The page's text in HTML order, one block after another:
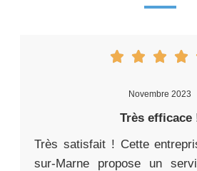
Novembre 2023
Très efficace
Très satisfait ! Cette
sur-Marne propose un